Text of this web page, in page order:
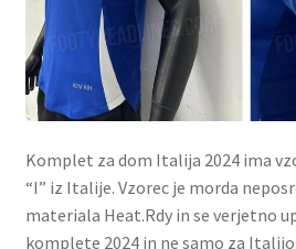
Komplet za dom Italija 2024 ima
“I” iz Italije. Vzorec je morda
materiala Heat.Rdy in se verjetno
komplete 2024 in ne samo za Italijo.